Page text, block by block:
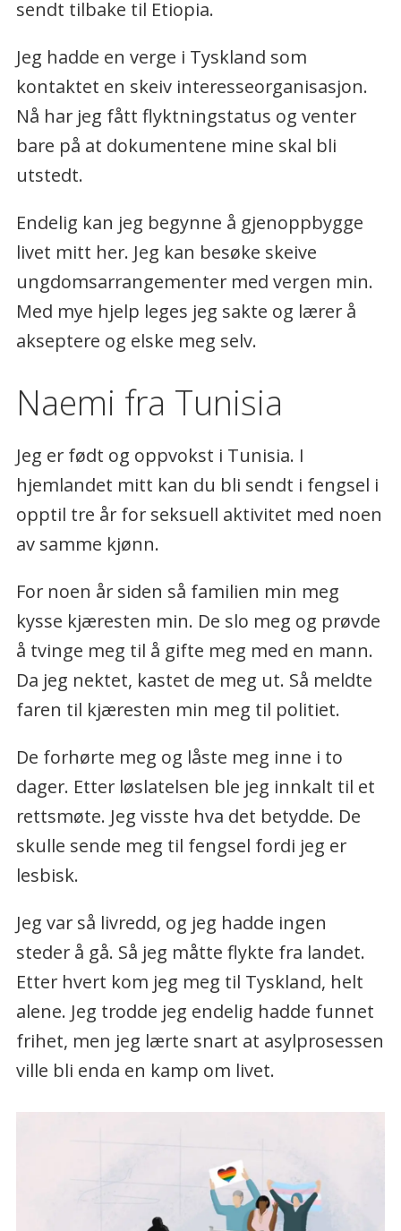
sendt tilbake til Etiopia.
Jeg hadde en verge i Tyskland som
kontaktet en skeiv interesseorganisasjon.
Nå har jeg fått flyktningstatus og venter
bare på at dokumentene mine skal bli
utstedt.
Endelig kan jeg begynne å gjenoppbygge
livet mitt her. Jeg kan besøke skeive
ungdomsarrangementer med vergen min.
Med mye hjelp leges jeg sakte og lærer å
akseptere og elske meg selv.
Naemi fra Tunisia
Jeg er født og oppvokst i Tunisia. I
hjemlandet mitt kan du bli sendt i fengsel i
opptil tre år for seksuell aktivitet med noen
av samme kjønn.
For noen år siden så familien min meg
kysse kjæresten min. De slo meg og prøvde
å tvinge meg til å gifte meg med en mann.
Da jeg nektet, kastet de meg ut. Så meldte
faren til kjæresten min meg til politiet.
De forhørte meg og låste meg inne i to
dager. Etter løslatelsen ble jeg innkalt til et
rettsmøte. Jeg visste hva det betydde. De
skulle sende meg til fengsel fordi jeg er
lesbisk.
Jeg var så livredd, og jeg hadde ingen
steder å gå. Så jeg måtte flykte fra landet.
Etter hvert kom jeg meg til Tyskland, helt
alene. Jeg trodde jeg endelig hadde funnet
frihet, men jeg lærte snart at asylprosessen
ville bli enda en kamp om livet.